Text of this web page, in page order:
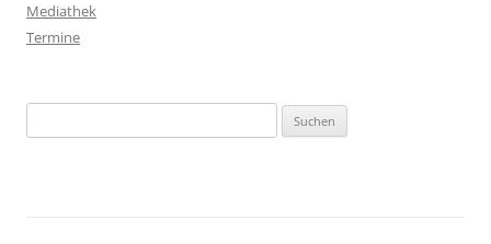
Mediathek
Termine
nach: